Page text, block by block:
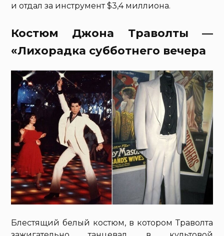
и отдал за инструмент $3,4 миллиона.
Костюм Джона Траволты —
«Лихорадка субботнего вечера
Блестящий белый костюм, в котором Траволта